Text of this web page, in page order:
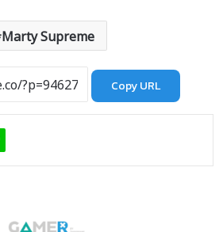
Marty Supreme
Copy URL